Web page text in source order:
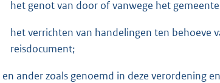
het genot van door of vanwege het
het verrichten van handelingen ten behoeve
reisdocument;
en ander zoals genoemd in deze verordening